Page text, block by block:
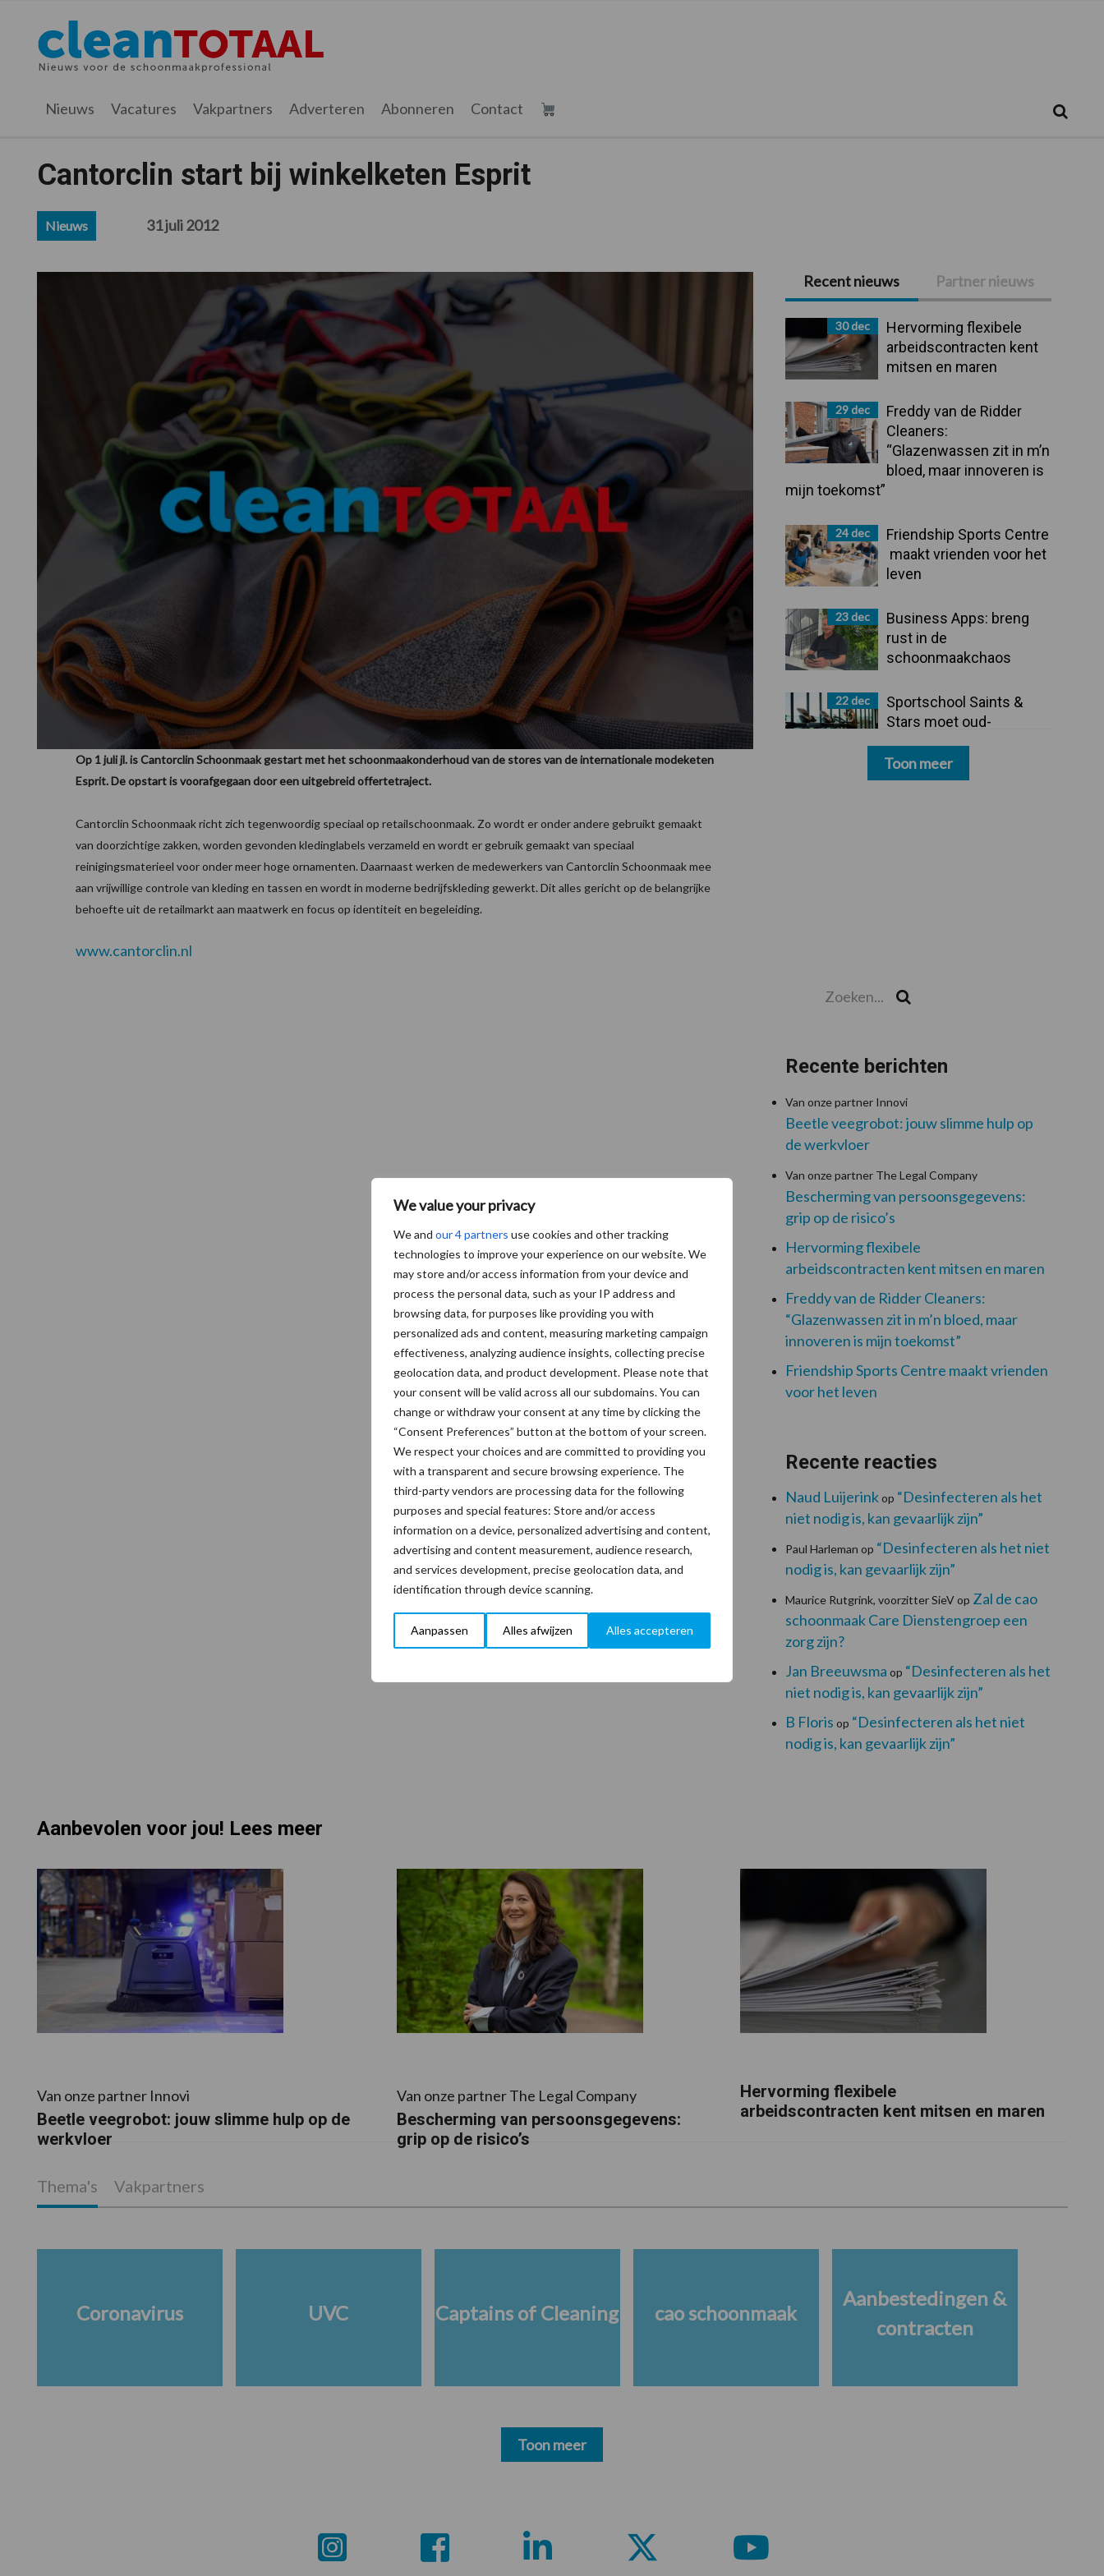
We value your privacy
We and our 4 partners use cookies and other tracking
technologies to improve your experience on our website. We
may store and/or access information from your device and
process the personal data, such as your IP address and
browsing data, for purposes like providing you with
personalized ads and content, measuring marketing campaign
effectiveness, analyzing audience insights, collecting precise
geolocation data, and product development. Please note that
your consent will be valid across all our subdomains. You can
change or withdraw your consent at any time by clicking the
“Consent Preferences” button at the bottom of your screen.
We respect your choices and are committed to providing you
with a transparent and secure browsing experience. The
third-party vendors are processing data for the following
purposes and special features: Store and/or access
information on a device, personalized advertising and content,
advertising and content measurement, audience research,
and services development, precise geolocation data, and
identification through device scanning.
Aanpassen Alles afwijzen Alles accepteren
hoofdnavigatie
hoofd
inhoud
eerste
sidebar
voettekst
Cleantotaal.nl
Het
laatste
voor
professionele
Nieuws Vacatures Vakpartners Adverteren Abonneren Contact
Cantorclin start bij winkelketen Esprit
Nieuws 31 juli 2012
Op 1 juli jl. is Cantorclin Schoonmaak gestart met het schoonmaakonderhoud van de stores van de internationale modeketen
Esprit. De opstart is voorafgegaan door een uitgebreid offertetraject.
Cantorclin Schoonmaak richt zich tegenwoordig speciaal op retailschoonmaak. Zo wordt er onder andere gebruikt gemaakt
van doorzichtige zakken, worden gevonden kledinglabels verzameld en wordt er gebruik gemaakt van speciaal
reinigingsmaterieel voor onder meer hoge ornamenten. Daarnaast werken de medewerkers van Cantorclin Schoonmaak mee
aan vrijwillige controle van kleding en tassen en wordt in moderne bedrijfskleding gewerkt. Dit alles gericht op de belangrijke
behoefte uit de retailmarkt aan maatwerk en focus op identiteit en begeleiding.
www.cantorclin.nl
Primaire
Sidebar
Recent nieuws Partner nieuws
30 dec
Hervorming flexibele
arbeidscontracten kent
mitsen en maren
29 dec
Freddy van de Ridder
Cleaners:
“Glazenwassen zit in m’n
bloed, maar innoveren is
mijn toekomst”
24 dec
Friendship Sports Centre
maakt vrienden voor het
leven
23 dec
Business Apps: breng
rust in de
schoonmaakchaos
22 dec
Sportschool Saints &
Stars moet oud-
betalen
Toon meer
Recente berichten
Van onze partner Innovi
Beetle veegrobot: jouw slimme hulp op
de werkvloer
Van onze partner The Legal Company
Bescherming van persoonsgegevens:
grip op de risico’s
Hervorming flexibele
arbeidscontracten kent mitsen en maren
Freddy van de Ridder Cleaners:
“Glazenwassen zit in m’n bloed, maar
innoveren is mijn toekomst”
Friendship Sports Centre maakt vrienden
voor het leven
Recente reacties
Naud Luijerinkop “Desinfecteren als het
niet nodig is, kan gevaarlijk zijn”
Paul Harleman op “Desinfecteren als het niet
nodig is, kan gevaarlijk zijn”
Maurice Rutgrink, voorzitter SieVop Zal de cao
schoonmaak Care Dienstengroep een
zorg zijn?
Jan Breeuwsma op “Desinfecteren als het
niet nodig is, kan gevaarlijk zijn”
B Floris op “Desinfecteren als het niet
nodig is, kan gevaarlijk zijn”
Aanbevolen voor jou! Lees meer
Van onze partner Innovi
Beetle veegrobot: jouw slimme hulp op de
werkvloer
Van onze partner The Legal Company
Bescherming van persoonsgegevens:
grip op de risico’s
Hervorming flexibele
arbeidscontracten kent mitsen en maren
Thema's Vakpartners
Coronavirus UVC Captains of Cleaning cao schoonmaak
Aanbestedingen &
contracten
Toon meer